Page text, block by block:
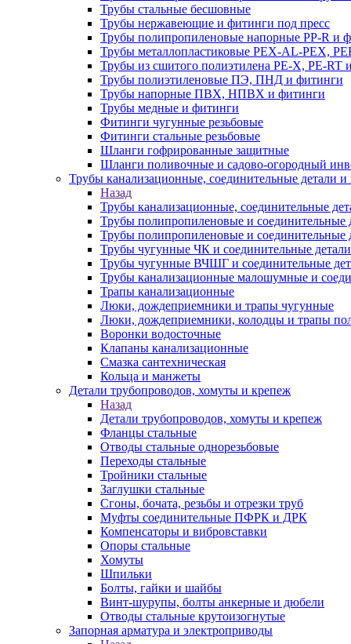
Трубы стальные бесшовные
Трубы нержавеющие и фитинги под пресс
Трубы полипропиленовые напорные PP-R и
Трубы металлопластиковые PEX-AL-PEX,
Трубы из сшитого полиэтилена PE-X, PE-RT
Трубы полиэтиленовые ПЭ, ПНД и фитинги
Трубы напорные ПВХ, НПВХ и фитинги
Трубы медные и фитинги
Фитинги чугунные резьбовые
Фитинги стальные резьбовые
Шланги гофрированные защитные
Шланги поливочные и садово-огородный
Трубы канализационные, соединительные детали и
Назад
Трубы канализационные, соединительные
Трубы полипропиленовые и соединительные
Трубы полипропиленовые и соединительные
Трубы чугунные ЧК и соединительные детали
Трубы чугунные ВЧШГ и соединительные
Трубы канализационные малошумные и
Трапы канализационные
Люки, дождеприемники и трапы чугунные
Люки, дождеприемники, колодцы и трапы
Воронки водосточные
Клапаны канализационные
Смазка сантехническая
Кольца и манжеты
Детали трубопроводов, хомуты и крепеж
Назад
Детали трубопроводов, хомуты и крепеж
Фланцы стальные
Отводы стальные однорезьбовые
Переходы стальные
Тройники стальные
Заглушки стальные
Сгоны, бочата, резьбы и отрезки труб
Муфты соединительные ПФРК и ДРК
Компенсаторы и вибровставки
Опоры стальные
Хомуты
Шпильки
Болты, гайки и шайбы
Винт-шурупы, болты анкерные и дюбели
Отводы стальные крутоизогнутые
Запорная арматура и электроприводы